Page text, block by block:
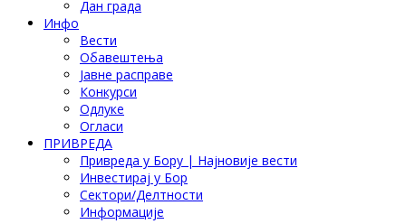
Дан града
Инфо
Вести
Обавештења
Јавне расправе
Конкурси
Одлуке
Огласи
ПРИВРЕДА
Привреда у Бору | Најновије вести
Инвестирај у Бор
Сектори/Делтности
Информације